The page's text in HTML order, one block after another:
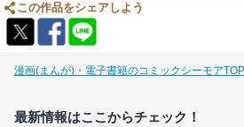
この作品をシェアしよう
漫画(まんが)・電子書籍のコミックシーモアTOP
最新情報はここからチェック！